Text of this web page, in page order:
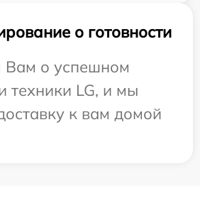
о готовности
о успешном
техники LG, и мы
к вам домой